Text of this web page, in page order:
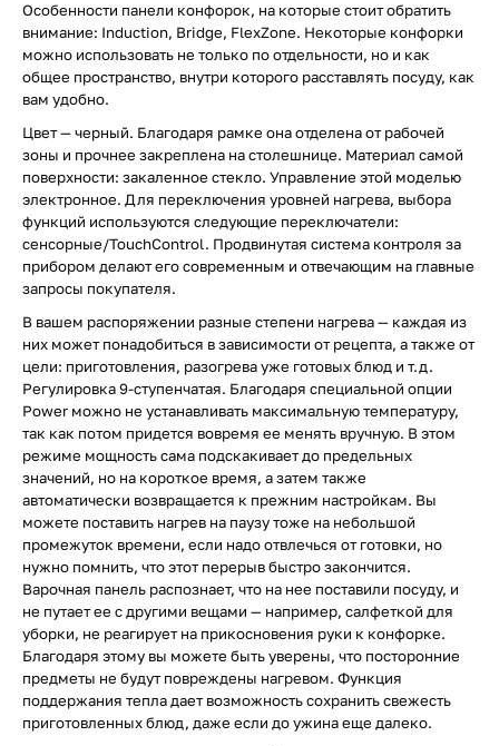
Особенности панели конфорок, на которые стоит обратить
внимание: Induction, Bridge, FlexZone. Некоторые конфорки
можно использовать не только по отдельности, но и как
общее пространство, внутри которого расставлять посуду, как
вам удобно.
Цвет — черный. Благодаря рамке она отделена от рабочей
зоны и прочнее закреплена на столешнице. Материал самой
поверхности: закаленное стекло. Управление этой моделью
электронное. Для переключения уровней нагрева, выбора
функций используются следующие переключатели:
сенсорные/TouchControl. Продвинутая система контроля за
прибором делают его современным и отвечающим на главные
запросы покупателя.
В вашем распоряжении разные степени нагрева — каждая из
них может понадобиться в зависимости от рецепта, а также от
цели: приготовления, разогрева уже готовых блюд и т.д.
Регулировка 9-ступенчатая. Благодаря специальной опции
Power можно не устанавливать максимальную температуру,
так как потом придется вовремя ее менять вручную. В этом
режиме мощность сама подскакивает до предельных
значений, но на короткое время, а затем также
автоматически возвращается к прежним настройкам. Вы
можете поставить нагрев на паузу тоже на небольшой
промежуток времени, если надо отвлечься от готовки, но
нужно помнить, что этот перерыв быстро закончится.
Варочная панель распознает, что на нее поставили посуду, и
не путает ее с другими вещами — например, салфеткой для
уборки, не реагирует на прикосновения руки к конфорке.
Благодаря этому вы можете быть уверены, что посторонние
предметы не будут повреждены нагревом. Функция
поддержания тепла дает возможность сохранить свежесть
приготовленных блюд, даже если до ужина еще далеко.